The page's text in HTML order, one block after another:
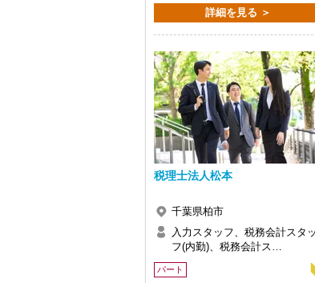
詳細を見る ＞
税理士法人松本
千葉県柏市
入力スタッフ、税務会計スタッ
フ(内勤)、税務会計ス…
パート